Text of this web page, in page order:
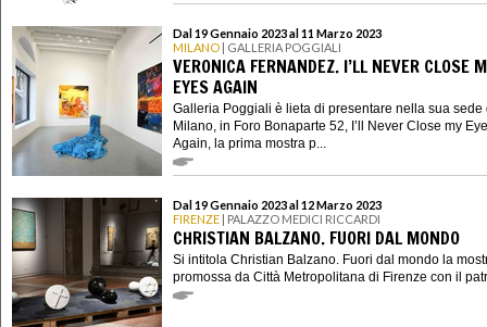
Dal 19 Gennaio 2023 al 11 Marzo 2023
MILANO | GALLERIA POGGIALI
VERONICA FERNANDEZ. I’LL NEVER CLOSE
EYES AGAIN
Galleria Poggiali è lieta di presentare nella sua sede
Milano, in Foro Bonaparte 52, I’ll Never Close my
Again, la prima mostra p...
Dal 19 Gennaio 2023 al 12 Marzo 2023
FIRENZE | PALAZZO MEDICI RICCARDI
CHRISTIAN BALZANO. FUORI DAL MONDO
Si intitola Christian Balzano. Fuori dal mondo la
promossa da Città Metropolitana di Firenze con il